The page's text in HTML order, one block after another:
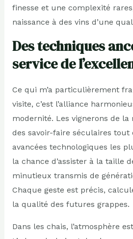
finesse et une complexité
naissance à des vins d’une
Des techniques
service de
Ce qui m’a particulièrement
visite, c’est l’alliance
modernité. Les vignerons de
des savoir-faire séculaires tout
avancées technologiques les
la chance d’assister à la taille
minutieux transmis de
Chaque geste est précis,
la qualité des futures grappes.
Dans les chais, l’atmosphère